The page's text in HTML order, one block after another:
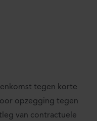
tegen korte
opzegging tegen
van contractuele